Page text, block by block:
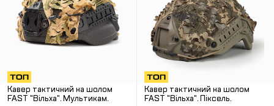
Кавер тактичний на шолом
FAST "Вільха". Мультикам.
Кавер тактичний на шолом
FAST "Вільха". Піксель.